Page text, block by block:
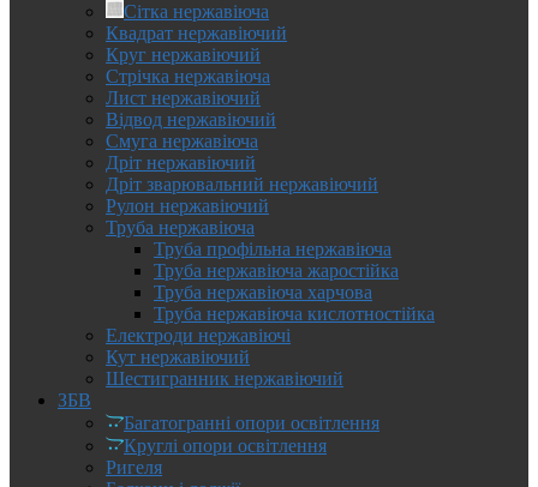
Сітка нержавіюча
Квадрат нержавіючий
Круг нержавіючий
Стрічка нержавіюча
Лист нержавіючий
Відвод нержавіючий
Смуга нержавіюча
Дріт нержавіючий
Дріт зварювальний нержавіючий
Рулон нержавіючий
Труба нержавіюча
Труба профільна нержавіюча
Труба нержавіюча жаростійка
Труба нержавіюча харчова
Труба нержавіюча кислотностійка
Електроди нержавіючі
Кут нержавіючий
Шестигранник нержавіючий
ЗБВ
Багатогранні опори освітлення
Круглі опори освітлення
Ригеля